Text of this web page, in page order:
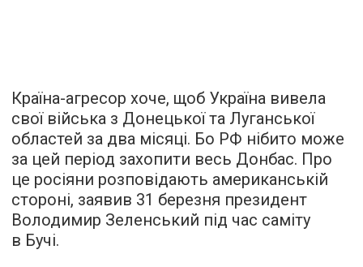
Країна-агресор хоче, щоб Україна вивела
свої війська з Донецької та Луганської
областей за два місяці. Бо РФ нібито може
за цей період захопити весь Донбас. Про
це росіяни розповідають американській
стороні, заявив 31 березня президент
Володимир Зеленський під час саміту
в Бучі.